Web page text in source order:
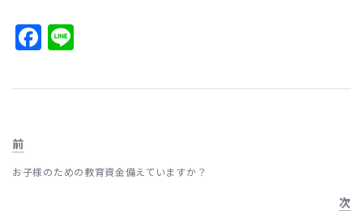
Facebook
前
お子様のための教育資金備えていますか？
次